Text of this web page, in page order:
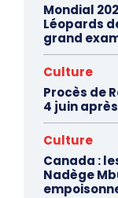
Mondial
Léopards
grand
Culture
Procès de
4 juin
Culture
Canada :
Nadège